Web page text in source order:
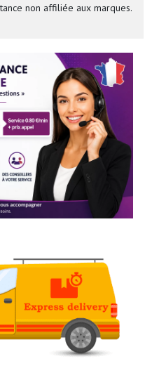
non affiliée aux marques.